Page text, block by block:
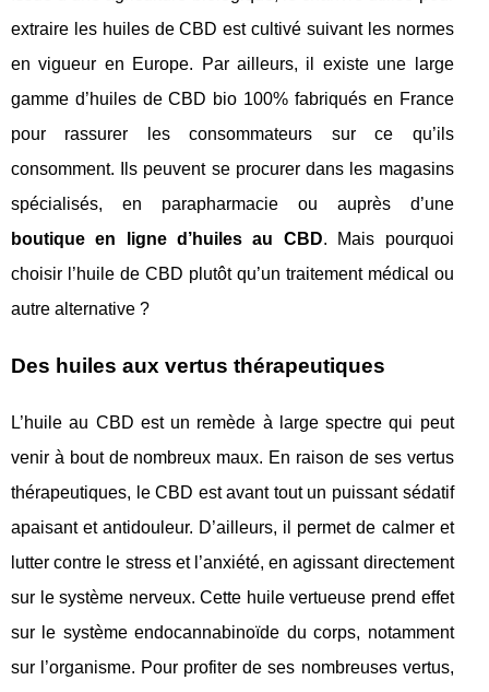
extraire les huiles de CBD est cultivé suivant les normes
en vigueur en Europe. Par ailleurs, il existe une large
gamme d’huiles de CBD bio 100% fabriqués en France
pour rassurer les consommateurs sur ce qu’ils
consomment. Ils peuvent se procurer dans les magasins
spécialisés, en parapharmacie ou auprès d’une
boutique en ligne d’huiles au CBD. Mais pourquoi
choisir l’huile de CBD plutôt qu’un traitement médical ou
autre alternative ?
Des huiles aux vertus thérapeutiques
L’huile au CBD est un remède à large spectre qui peut
venir à bout de nombreux maux. En raison de ses vertus
thérapeutiques, le CBD est avant tout un puissant sédatif
apaisant et antidouleur. D’ailleurs, il permet de calmer et
lutter contre le stress et l’anxiété, en agissant directement
sur le système nerveux. Cette huile vertueuse prend effet
sur le système endocannabinoïde du corps, notamment
sur l’organisme. Pour profiter de ses nombreuses vertus,